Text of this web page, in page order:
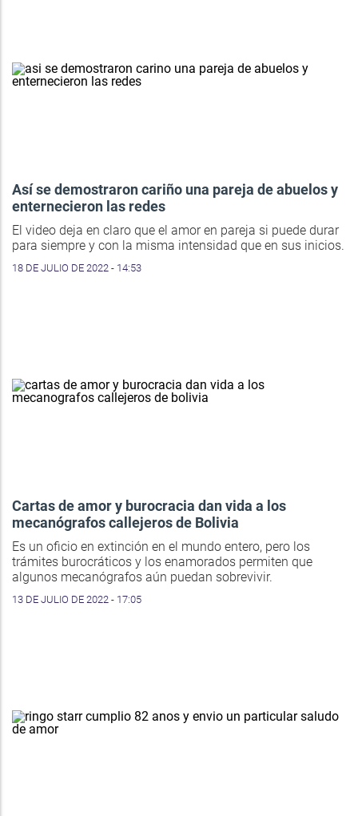
Así se demostraron cariño una pareja de abuelos y
enternecieron las redes
El video deja en claro que el amor en pareja si puede durar
para siempre y con la misma intensidad que en sus inicios.
18 DE JULIO DE 2022 - 14:53
Cartas de amor y burocracia dan vida a los
mecanógrafos callejeros de Bolivia
Es un oficio en extinción en el mundo entero, pero los
trámites burocráticos y los enamorados permiten que
algunos mecanógrafos aún puedan sobrevivir.
13 DE JULIO DE 2022 - 17:05